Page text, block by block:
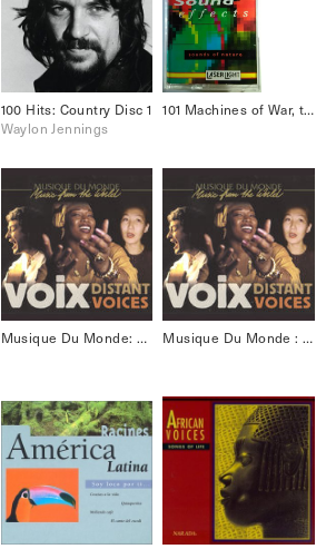
100 Hits: Country Disc 1
Waylon Jennings
101 Machines of War, the: 101 Digital Sound Effects (1993)
Musique Du Monde: Voix [Disc 2] Musique Du Monde : Voix – Distant Voices